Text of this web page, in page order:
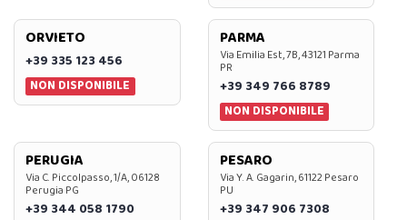
ORVIETO
+39 335 123 456
NON DISPONIBILE
PARMA
Via Emilia Est, 7B, 43121 Parma
PR
+39 349 766 8789
NON DISPONIBILE
PERUGIA
Via C. Piccolpasso, 1/A, 06128
Perugia PG
+39 344 058 1790
PESARO
Via Y. A. Gagarin, 61122 Pesaro
PU
+39 347 906 7308